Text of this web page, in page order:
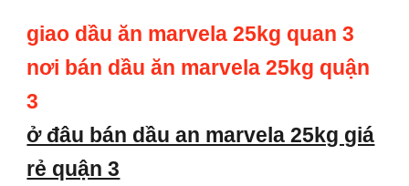
giao dầu ăn marvela 25kg quan 3
nơi bán dầu ăn marvela 25kg quận
3
ở đâu bán dầu an marvela 25kg giá
rẻ quận 3